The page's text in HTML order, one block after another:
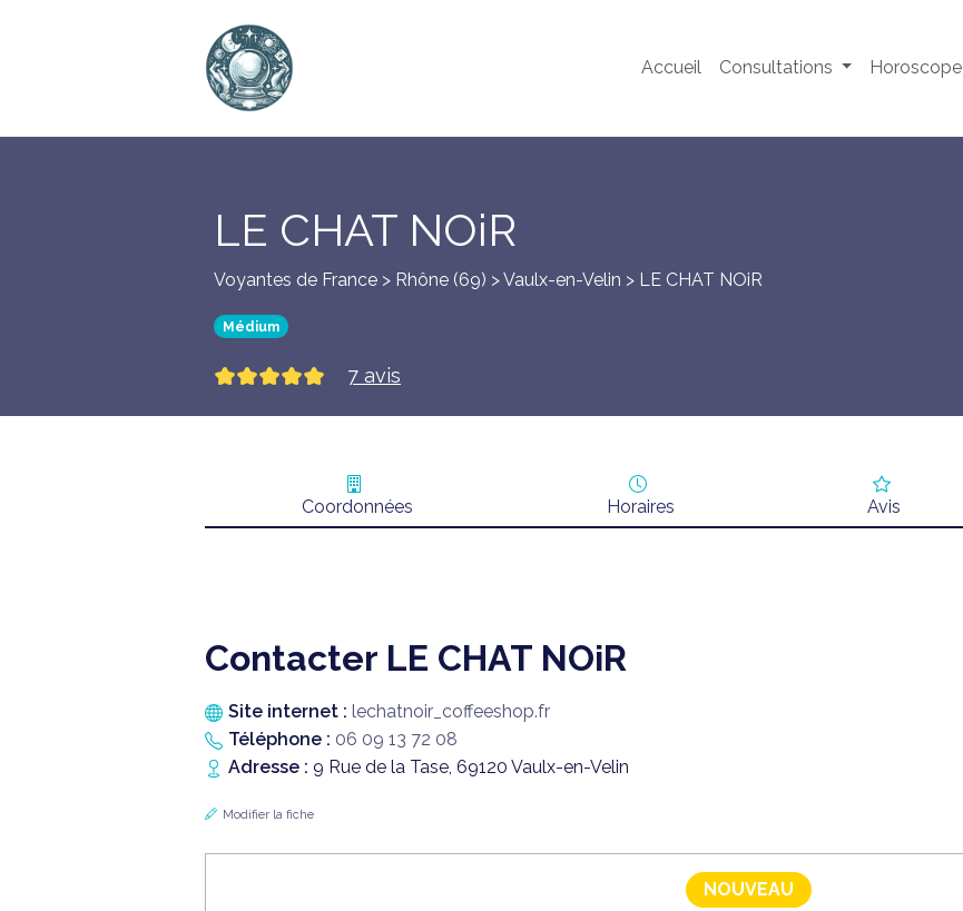
Accueil Consultations Horoscope
LE CHAT NOiR
Voyantes de France > Rhône (69) >Vaulx-en-Velin > LE CHAT NOiR
Médium
7 avis
Coordonnées Horaires Avis
Contacter LE CHAT NOiR
Site internet : lechatnoir_coffeeshop.fr
Téléphone : 06 09 13 72 08
Adresse : 9 Rue de la Tase, 69120 Vaulx-en-Velin
Modifier la fiche
NOUVEAU